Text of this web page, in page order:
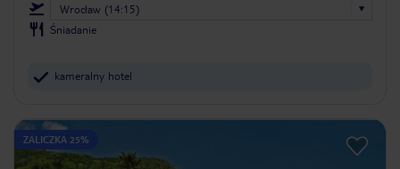
Wrocław (14:15)
Śniadanie
kameralny hotel
ZALICZKA 25%